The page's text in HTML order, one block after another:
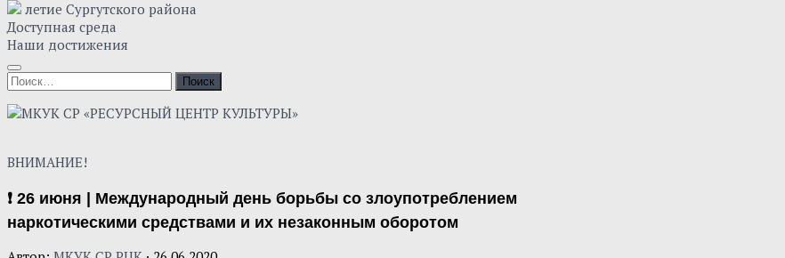
летие Сургутского района
Доступная среда
Наши достижения
Найти:
ВНИМАНИЕ!
❗ 26 июня | Международный день борьбы со злоупотреблением
наркотическими средствами и их незаконным оборотом